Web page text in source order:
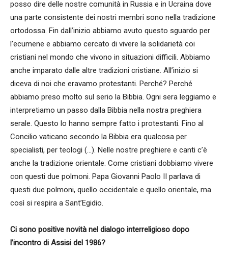
posso dire delle nostre comunità in Russia e in Ucraina dove
una parte consistente dei nostri membri sono nella tradizione
ortodossa. Fin dall’inizio abbiamo avuto questo sguardo per
l’ecumene e abbiamo cercato di vivere la solidarietà coi
cristiani nel mondo che vivono in situazioni difficili. Abbiamo
anche imparato dalle altre tradizioni cristiane. All’inizio si
diceva di noi che eravamo protestanti. Perché? Perché
abbiamo preso molto sul serio la Bibbia. Ogni sera leggiamo e
interpretiamo un passo dalla Bibbia nella nostra preghiera
serale. Questo lo hanno sempre fatto i protestanti. Fino al
Concilio vaticano secondo la Bibbia era qualcosa per
specialisti, per teologi (…). Nelle nostre preghiere e canti c’è
anche la tradizione orientale. Come cristiani dobbiamo vivere
con questi due polmoni. Papa Giovanni Paolo II parlava di
questi due polmoni, quello occidentale e quello orientale, ma
così si respira a Sant’Egidio.
Ci sono positive novità nel dialogo interreligioso dopo
l’incontro di Assisi del 1986?